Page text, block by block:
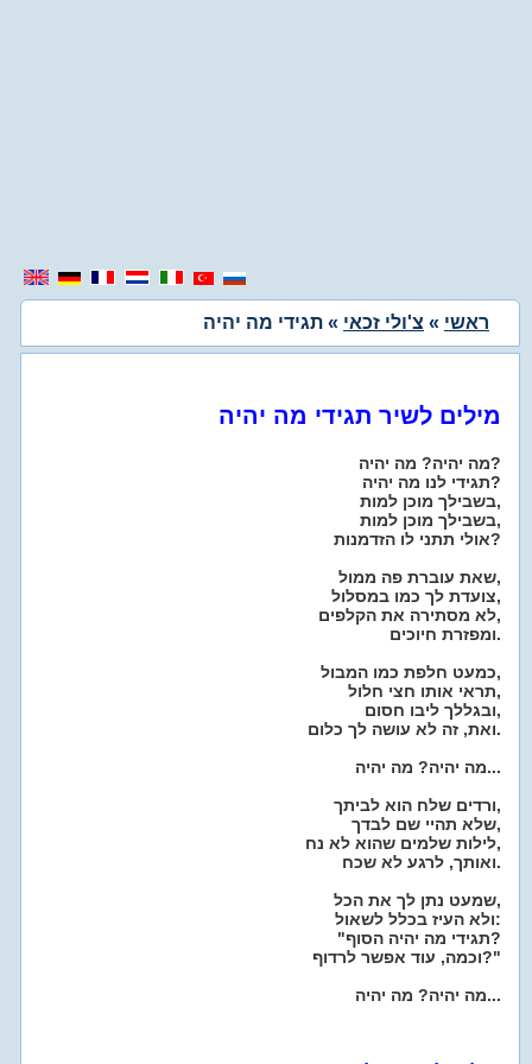
ראשי » צ'ולי זכאי » תגידי מה יהיה
מילים לשיר תגידי מה יהיה
מה יהיה? מה יהיה?
תגידי לנו מה יהיה?
בשבילך מוכן למות,
בשבילך מוכן למות,
אולי תתני לו הזדמנות?
שאת עוברת פה ממול,
צועדת לך כמו במסלול,
לא מסתירה את הקלפים,
ומפזרת חיוכים.
כמעט חלפת כמו המבול,
תראי אותו חצי חלול,
ובגללך ליבו חסום,
ואת, זה לא עושה לך כלום.
מה יהיה? מה יהיה...
ורדים שלח הוא לביתך,
שלא תהיי שם לבדך,
לילות שלמים שהוא לא נח,
ואותך, לרגע לא שכח.
שמעט נתן לך את הכל,
ולא העיז בכלל לשאול:
"תגידי מה יהיה הסוף?
וכמה, עוד אפשר לרדוף?"
מה יהיה? מה יהיה...